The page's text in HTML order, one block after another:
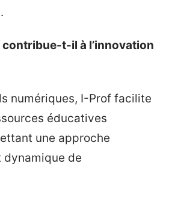
t-il à l’innovation
numériques, I-Prof facilite
éducatives
une approche
dynamique de